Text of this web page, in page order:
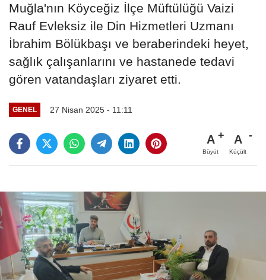
Muğla'nın Köyceğiz İlçe Müftülüğü Vaizi
Rauf Evleksiz ile Din Hizmetleri Uzmanı
İbrahim Bölükbaşı ve beraberindeki heyet,
sağlık çalışanlarını ve hastanede tedavi
gören vatandaşları ziyaret etti.
GENEL 27 Nisan 2025 - 11:11
A
Büyüt
A
Küçült